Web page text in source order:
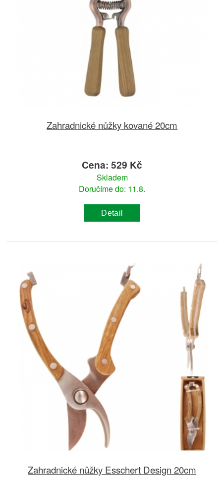
Zahradnické nůžky kované 20cm
Cena: 529 Kč
Skladem
Doručíme do: 11.8.
Detail
Zahradnické nůžky Esschert Design 20cm